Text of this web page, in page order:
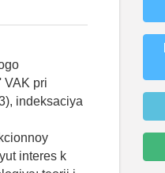
riski, v tom chisle svyazannye s proyavleniyami deviantnogo povedeniya, odnoy iz raznovidnostey kotorogo yavlyayutsya tresh-strimy. Mediynye informacionnye resursy izobiluyut primerami internet-translyaciy, sopryazhennyh s nasiliem, oskorbleniyami, unizheniem chelovecheskogo dostoinstva, prichineniem vreda zhizni i zdorov'yu. Uvazhaemye chitat